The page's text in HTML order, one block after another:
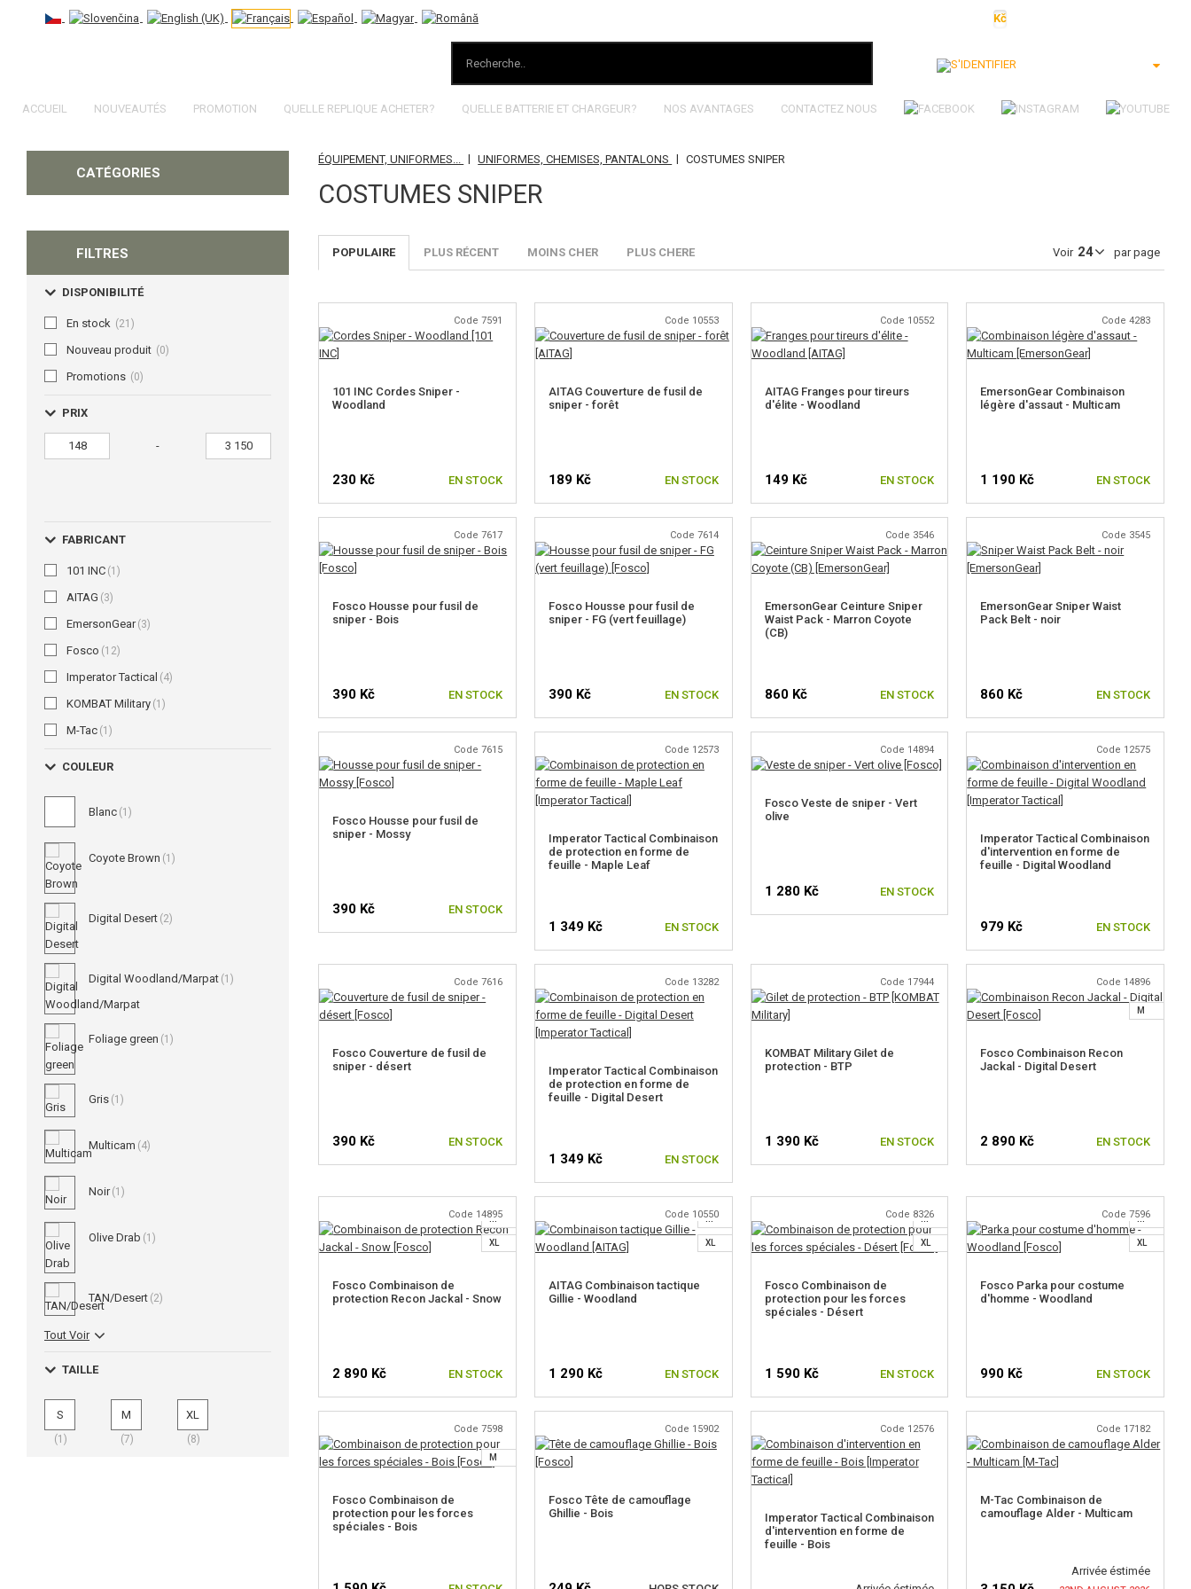
Kč
ACCUEIL NOUVEAUTÉS PROMOTION QUELLE REPLIQUE ACHETER? QUELLE BATTERIE ET CHARGEUR? NOS AVANTAGES CONTACTEZ NOUS
CATÉGORIES
FILTRES
DISPONIBILITÉ
En stock (21)
Nouveau produit (0)
Promotions (0)
PRIX
-
FABRICANT
101 INC (1)
AITAG (3)
EmersonGear (3)
Fosco (12)
Imperator Tactical (4)
KOMBAT Military (1)
M-Tac (1)
COULEUR
Blanc (1)
Coyote Brown (1)
Digital Desert (2)
Digital Woodland/Marpat (1)
Foliage green (1)
Gris (1)
Multicam (4)
Noir (1)
Olive Drab (1)
TAN/Desert (2)
Tout Voir
TAILLE
S
(1)
M
(7)
XL
(8)
ÉQUIPEMENT, UNIFORMES... | UNIFORMES, CHEMISES, PANTALONS | COSTUMES SNIPER
COSTUMES SNIPER
Voir par page
POPULAIRE PLUS RÉCENT MOINS CHER PLUS CHERE
Code 7591
101 INC Cordes Sniper -
Woodland
230 Kč EN STOCK
Code 10553
AITAG Couverture de fusil de
sniper - forêt
189 Kč EN STOCK
Code 10552
AITAG Franges pour tireurs
d'élite - Woodland
149 Kč EN STOCK
Code 4283
EmersonGear Combinaison
légère d'assaut - Multicam
1 190 Kč EN STOCK
Code 7617
Fosco Housse pour fusil de
sniper - Bois
390 Kč EN STOCK
Code 7614
Fosco Housse pour fusil de
sniper - FG (vert feuillage)
390 Kč EN STOCK
Code 3546
EmersonGear Ceinture Sniper
Waist Pack - Marron Coyote
(CB)
860 Kč EN STOCK
Code 3545
EmersonGear Sniper Waist
Pack Belt - noir
860 Kč EN STOCK
Code 7615
Fosco Housse pour fusil de
sniper - Mossy
390 Kč EN STOCK
Code 12573
Imperator Tactical Combinaison
de protection en forme de
feuille - Maple Leaf
1 349 Kč EN STOCK
Code 14894
Fosco Veste de sniper - Vert
olive
1 280 Kč EN STOCK
Code 12575
Imperator Tactical Combinaison
d'intervention en forme de
feuille - Digital Woodland
979 Kč EN STOCK
Code 7616
Fosco Couverture de fusil de
sniper - désert
390 Kč EN STOCK
Code 13282
Imperator Tactical Combinaison
de protection en forme de
feuille - Digital Desert
1 349 Kč EN STOCK
Code 17944
KOMBAT Military Gilet de
protection - BTP
1 390 Kč EN STOCK
Code 14896
M
Fosco Combinaison Recon
Jackal - Digital Desert
2 890 Kč EN STOCK
Code 14895
XL
M
Fosco Combinaison de
protection Recon Jackal - Snow
2 890 Kč EN STOCK
CHOISIR UNE TAILLE
Code 10550
XL
M
AITAG Combinaison tactique
Gillie - Woodland
1 290 Kč EN STOCK
CHOISIR UNE TAILLE
Code 8326
XL
M
Fosco Combinaison de
protection pour les forces
spéciales - Désert
1 590 Kč EN STOCK
CHOISIR UNE TAILLE
Code 7596
XL
M
Fosco Parka pour costume
d'homme - Woodland
990 Kč EN STOCK
CHOISIR UNE TAILLE
Code 7598
M
Fosco Combinaison de
protection pour les forces
spéciales - Bois
Code 15902
Fosco Tête de camouflage
Ghillie - Bois
Code 12576
Imperator Tactical Combinaison
d'intervention en forme de
feuille - Bois
Code 17182
M-Tac Combinaison de
camouflage Alder - Multicam
Arrivée éstimée